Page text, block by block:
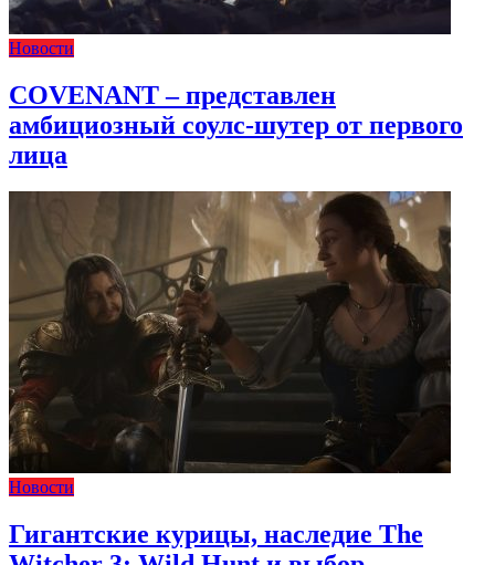
Новости
COVENANT – представлен
амбициозный соулс-шутер от первого
лица
Новости
Гигантские курицы, наследие The